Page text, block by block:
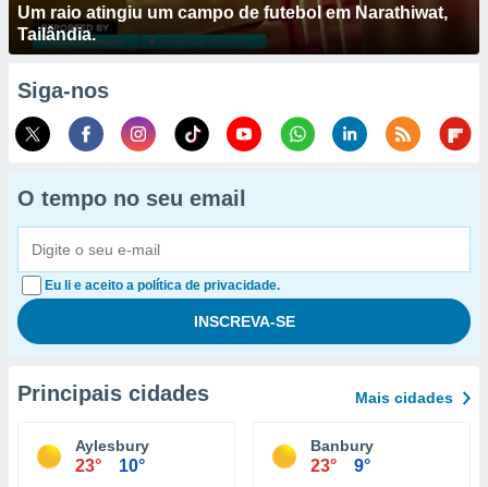
Um raio atingiu um campo de futebol em Narathiwat,
Tailândia.
Siga-nos
O tempo no seu email
Eu li e aceito a política de privacidade.
Principais cidades Mais cidades
Aylesbury
23° 10°
Banbury
23° 9°